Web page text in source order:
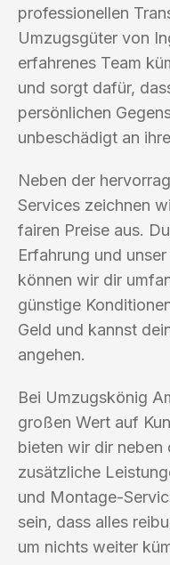
professionellen
Umzugsgüter von
erfahrenes Team
und sorgt dafür,
persönlichen
unbeschädigt an
Neben der
Services zeichnen
fairen Preise aus.
Erfahrung und
können wir dir
günstige
Geld und kannst
angehen.
Bei Umzugskönig
großen Wert auf
bieten wir dir neben
zusätzliche
und Montage-
sein, dass alles
um nichts weiter